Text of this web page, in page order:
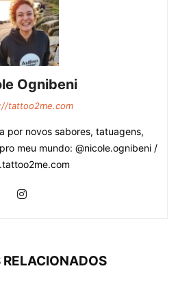
Ognibeni
tattoo2me.com
por novos sabores, tatuagens,
meu mundo: @nicole.ognibeni /
RELACIONADOS